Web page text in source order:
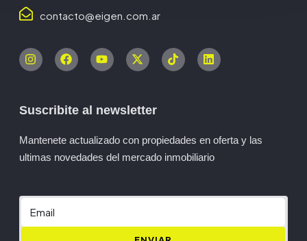
contacto@eigen.com.ar
Suscribite al newsletter
Mantenete actualizado con propiedades en oferta y las
ultimas novedades del mercado inmobiliario